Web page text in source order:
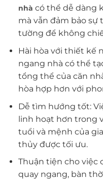
nhà có thể dễ dàng
mà vẫn đảm bảo sự
tường để không
Hài hòa với thiết kế
ngang nhà có thể
tổng thể của căn
hòa hợp hơn với
Dễ tìm hướng tốt:
linh hoạt hơn trong
tuổi và mệnh của
thủy được tối ưu.
Thuận tiện cho việc
quay ngang, bàn